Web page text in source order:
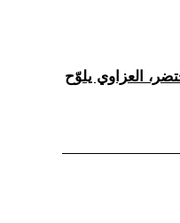
العزاوي يلوّح